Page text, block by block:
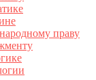
праву